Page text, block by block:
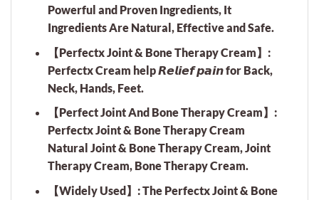
Powerful and Proven Ingredients, It
Ingredients Are Natural, Effective and Safe.
【Perfectx Joint & Bone Therapy Cream】:
Perfectx Cream help 𝙍𝙚𝙡𝙞𝙚𝙛 𝙥𝙖𝙞𝙣 for Back,
Neck, Hands, Feet.
【Perfect Joint And Bone Therapy Cream】:
Perfectx Joint & Bone Therapy Cream
Natural Joint & Bone Therapy Cream, Joint
Therapy Cream, Bone Therapy Cream.
【Widely Used】: The Perfectx Joint & Bone